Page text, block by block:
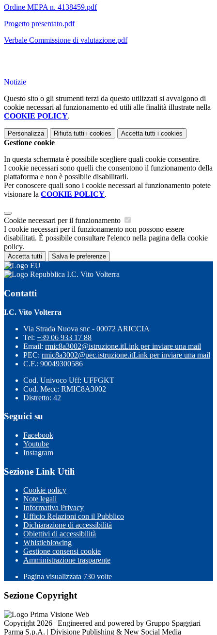
Ordine MEPA n. 4138459.pdf
Progetto presentato.pdf
Verbale Commissione di valutazione.pdf
Notizie
Questo sito o gli strumenti terzi da questo utilizzati si avvalgono di
cookie necessari al funzionamento ed utili alle finalità illustrate nella
COOKIE POLICY.
Personalizza Rifiuta tutti i cookies Accetta tutti i cookies
Gestione cookie
In questa schermata è possibile scegliere quali cookie consentire.
I cookie necessari sono quelli che consentono il funzionamento della
piattaforma e non è possibile disabilitarli.
Per conoscere quali sono i cookie necessari al funzionamento potete
visionare la COOKIE POLICY.
Cookie necessari per il funzionamento
I cookie necessari per il funzionamento non possono essere
disabilitati. È possibile consultare l'elenco nella pagina della cookie
policy.
Accetta tutti Salva le preferenze
I.C. Vito Volterra
Contatti
I.C. Vito Volterra
Via Strada Nuova snc - 00072 ARICCIA
Tel: +39 06 933 17 88
Email: rmic8a3002@istruzione.itLink per inviare una mail
PEC: rmic8a3002@pec.istruzione.itLink per inviare una mail
C.F.: 90049300586
Cod. Univoco Uff: UFFGKT
Cod. Mecc: RMIC8A3002
Distretto: 42
Seguici su
Facebook
Youtube
Instagram
Sezione Link Utili
Cookie policy
Note legali
Informativa Privacy
Ufficio Relazioni con il Pubblico
Dichiarazione di accessibilità
Obiettivi di accessibilità
Whistleblowing
Gestione consensi cookie
Amministrazione trasparente
Pagina visualizzata 730 volte
Sezione Copyright
Copyright 2026 | Engineered and powered by Gruppo Spaggiari
Parma S.p.A. | Divisione Publishing & New Social Media